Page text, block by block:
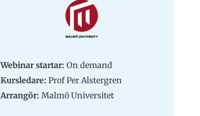
Webinar startar: On demand
Kursledare: Prof Per Alstergren
Arrangör: Malmö Universitet